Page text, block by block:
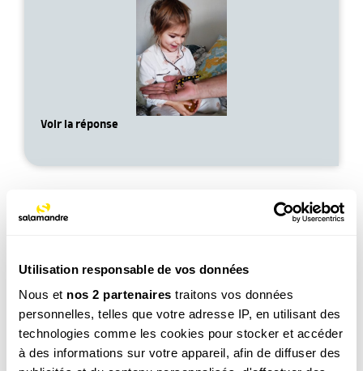
Utilisation responsable de vos données
Nous et nos 2 partenaires traitons vos données
personnelles, telles que votre adresse IP, en utilisant des
technologies comme les cookies pour stocker et accéder
à des informations sur votre appareil, afin de diffuser des
Voir la réponse
Léo, 6 ans
Est-ce que les fourmis elles dorment ?
Voir la réponse